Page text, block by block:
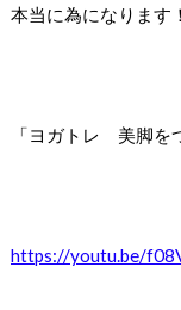
本当に為になります！
「ヨガトレ 美脚を
https://youtu.be/